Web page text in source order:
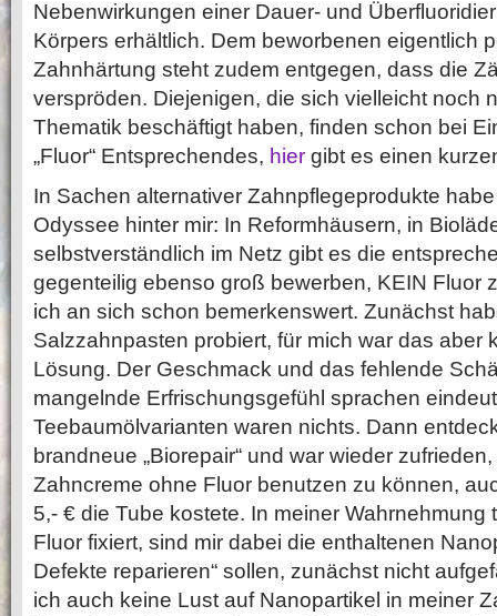
Nebenwirkungen einer Dauer- und
Körpers erhältlich. Dem beworbenen eigentlich
Zahnhärtung steht zudem entgegen, dass die
verspröden. Diejenigen, die sich vielleicht noch
Thematik beschäftigt haben, finden schon bei
„Fluor“ Entsprechendes, hier gibt es einen
In Sachen alternativer Zahnpflegeprodukte
Odyssee hinter mir: In Reformhäusern, in
selbstverständlich im Netz gibt es die
gegenteilig ebenso groß bewerben, KEIN Fluor
ich an sich schon bemerkenswert. Zunächst
Salzzahnpasten probiert, für mich war das aber
Lösung. Der Geschmack und das fehlende
mangelnde Erfrischungsgefühl sprachen
Teebaumölvarianten waren nichts. Dann
brandneue „Biorepair“ und war wieder
Zahncreme ohne Fluor benutzen zu können,
5,- € die Tube kostete. In meiner Wahrnehmung
Fluor fixiert, sind mir dabei die enthaltenen
Defekte reparieren“ sollen, zunächst nicht
ich auch keine Lust auf Nanopartikel in meiner